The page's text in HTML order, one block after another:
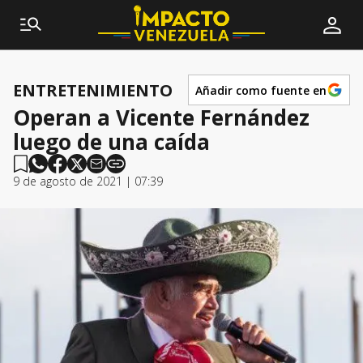
ENTRETENIMIENTO Añadir como fuente en
Operan a Vicente Fernández
luego de una caída
9 de agosto de 2021 | 07:39